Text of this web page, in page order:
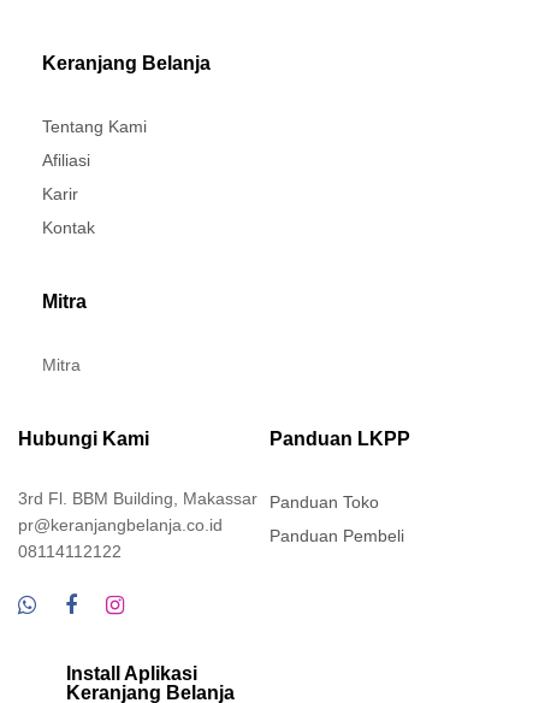
Keranjang Belanja
Tentang Kami
Afiliasi
Karir
Kontak
Mitra
Mitra
Hubungi Kami
3rd Fl. BBM Building, Makassar
pr@keranjangbelanja.co.id
08114112122
Panduan LKPP
Panduan Toko
Panduan Pembeli
Install Aplikasi
Keranjang Belanja